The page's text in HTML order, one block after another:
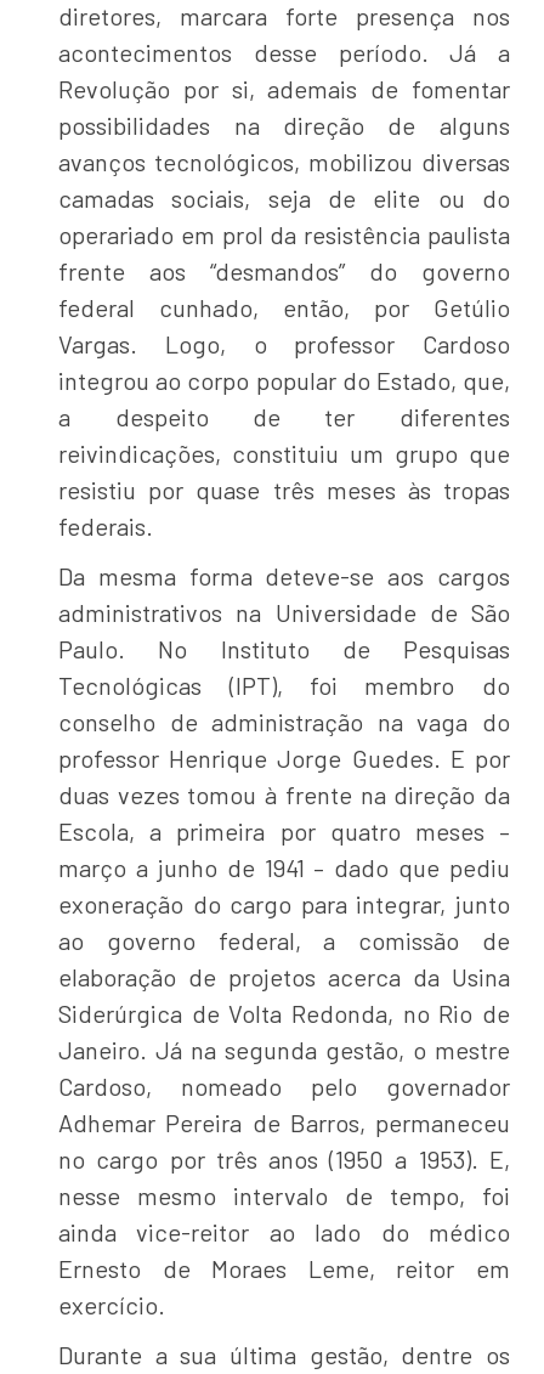
diretores, marcara forte presença nos
acontecimentos desse período. Já a
Revolução por si, ademais de fomentar
possibilidades na direção de alguns
avanços tecnológicos, mobilizou diversas
camadas sociais, seja de elite ou do
operariado em prol da resistência paulista
frente aos “desmandos” do governo
federal cunhado, então, por Getúlio
Vargas. Logo, o professor Cardoso
integrou ao corpo popular do Estado, que,
a despeito de ter diferentes
reivindicações, constituiu um grupo que
resistiu por quase três meses às tropas
federais.
Da mesma forma deteve-se aos cargos
administrativos na Universidade de São
Paulo. No Instituto de Pesquisas
Tecnológicas (IPT), foi membro do
conselho de administração na vaga do
professor Henrique Jorge Guedes. E por
duas vezes tomou à frente na direção da
Escola, a primeira por quatro meses –
março a junho de 1941 – dado que pediu
exoneração do cargo para integrar, junto
ao governo federal, a comissão de
elaboração de projetos acerca da Usina
Siderúrgica de Volta Redonda, no Rio de
Janeiro. Já na segunda gestão, o mestre
Cardoso, nomeado pelo governador
Adhemar Pereira de Barros, permaneceu
no cargo por três anos (1950 a 1953). E,
nesse mesmo intervalo de tempo, foi
ainda vice-reitor ao lado do médico
Ernesto de Moraes Leme, reitor em
exercício.
Durante a sua última gestão, dentre os